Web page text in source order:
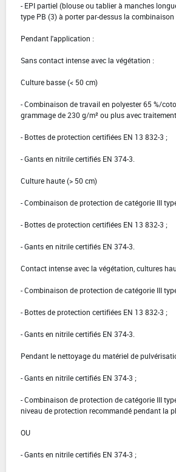
- EPI partiel (blouse ou tablier à manches
type PB (3) à porter par-dessus la combinaison
Pendant l'application :
Sans contact intense avec la végétation :
Culture basse (< 50 cm)
- Combinaison de travail en polyester 65 %/
grammage de 230 g/m² ou plus avec
- Bottes de protection certifiées EN 13 832-3 ;
- Gants en nitrile certifiés EN 374-3.
Culture haute (> 50 cm)
- Combinaison de protection de catégorie III
- Bottes de protection certifiées EN 13 832-3 ;
- Gants en nitrile certifiés EN 374-3.
Contact intense avec la végétation, cultures
- Combinaison de protection de catégorie III
- Bottes de protection certifiées EN 13 832-3 ;
- Gants en nitrile certifiés EN 374-3.
Pendant le nettoyage du matériel de
- Gants en nitrile certifiés EN 374-3 ;
- Combinaison de protection de catégorie III
niveau de protection recommandé pendant la
OU
- Gants en nitrile certifiés EN 374-3 ;